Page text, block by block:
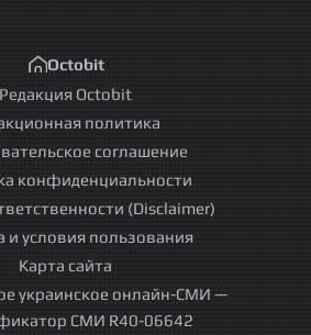
Octobit
Редакция Octobit
политика
соглашение
конфиденциальности
(Disclaimer)
и условия пользования
Карта сайта
украинское онлайн-СМИ —
СМИ R40-06642